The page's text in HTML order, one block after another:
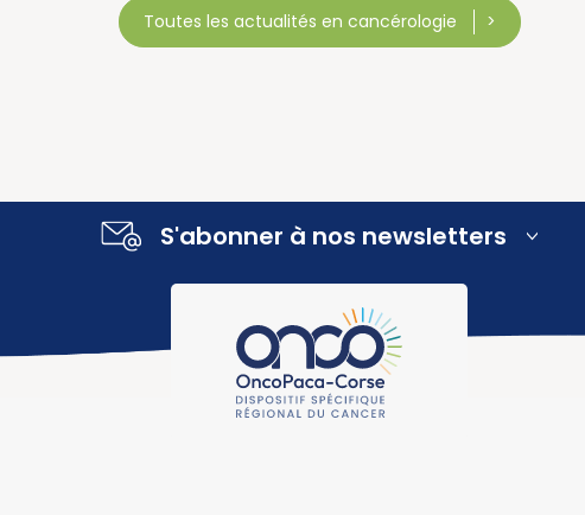
Toutes les actualités en cancérologie
S'abonner à nos newsletters